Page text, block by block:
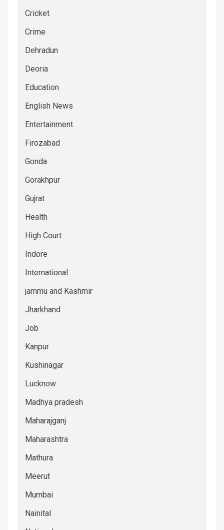
Cricket
Crime
Dehradun
Deoria
Education
English News
Entertainment
Firozabad
Gonda
Gorakhpur
Gujrat
Health
High Court
Indore
International
jammu and Kashmir
Jharkhand
Job
Kanpur
Kushinagar
Lucknow
Madhya pradesh
Maharajganj
Maharashtra
Mathura
Meerut
Mumbai
Nainital